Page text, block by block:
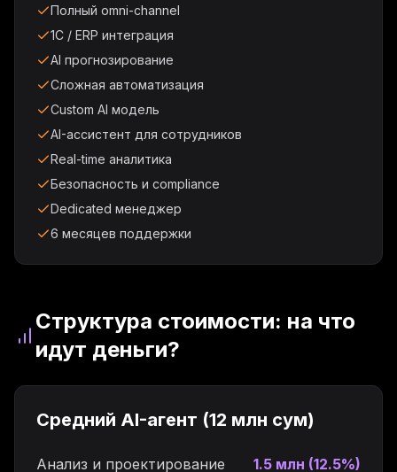
Полный omni-channel
1C / ERP интеграция
AI прогнозирование
Сложная автоматизация
Custom AI модель
AI-ассистент для сотрудников
Real-time аналитика
Безопасность и compliance
Dedicated менеджер
6 месяцев поддержки
Структура стоимости: на что
идут деньги?
Средний AI-агент (12 млн сум)
Анализ и проектирование 1.5 млн (12.5%)